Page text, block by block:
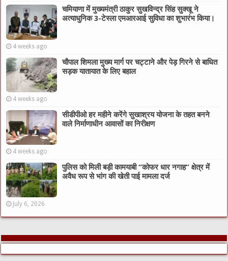
चमियाणा में मुख्यमंत्री ठाकुर सुखविन्द्र सिंह सुक्खू ने
अत्याधुनिक 3-टेस्ला एमआरआई सुविधा का शुभारंभ किया।
4 weeks ago
चौपाल शिमला मुख्य मार्ग पर चट्टाने और पेड़ गिरने से बाधित
सड़क यातायात के लिए बहाल
4 weeks ago
सीडीपीओ हर महीने करेंगे सुखाश्रय योजना के तहत बनने
वाले निर्माणाधीन आवासों का निरीक्षण
4 weeks ago
पुलिस को मिली बड़ी कामयाबी “कोफर धार नगाह” क्षेत्र में
अवैध रूप से भांग की खेती पाई मामला दर्ज
July 6, 2026